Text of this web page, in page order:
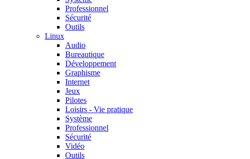
Professionnel
Sécurité
Outils
Linux
Audio
Bureautique
Développement
Graphisme
Internet
Jeux
Pilotes
Loisirs - Vie pratique
Système
Professionnel
Sécurité
Vidéo
Outils